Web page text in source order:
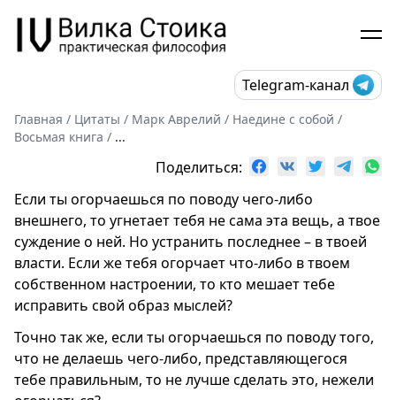
Telegram-канал
Главная / Цитаты / Марк Аврелий / Наедине с собой /
Восьмая книга / ...
Поделиться:
Если ты огорчаешься по поводу чего-либо
внешнего, то угнетает тебя не сама эта вещь, а твое
суждение о ней. Но устранить последнее – в твоей
власти. Если же тебя огорчает что-либо в твоем
собственном настроении, то кто мешает тебе
исправить свой образ мыслей?
Точно так же, если ты огорчаешься по поводу того,
что не делаешь чего-либо, представляющегося
тебе правильным, то не лучше сделать это, нежели